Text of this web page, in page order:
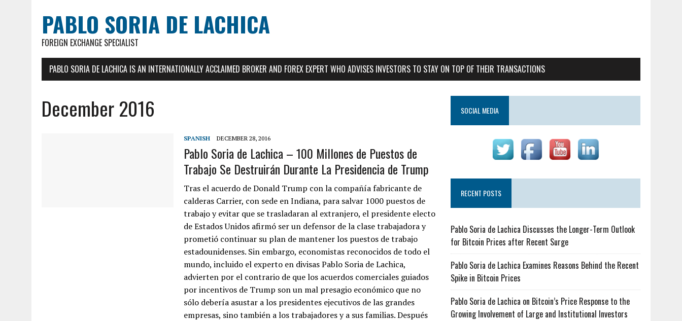
PABLO SORIA DE LACHICA
FOREIGN EXCHANGE SPECIALIST
PABLO SORIA DE LACHICA IS AN INTERNATIONALLY ACCLAIMED BROKER AND FOREX EXPERT WHO ADVISES INVESTORS TO STAY ON TOP OF THEIR TRANSACTIONS
December 2016
SPANISH DECEMBER 28, 2016
Pablo Soria de Lachica – 100 Millones de Puestos de
Trabajo Se Destruirán Durante La Presidencia de Trump
Tras el acuerdo de Donald Trump con la compañía fabricante de
calderas Carrier, con sede en Indiana, para salvar 1000 puestos de
trabajo y evitar que se trasladaran al extranjero, el presidente electo
de Estados Unidos afirmó ser un defensor de la clase trabajadora y
prometió continuar su plan de mantener los puestos de trabajo
estadounidenses. Sin embargo, economistas reconocidos de todo el
mundo, incluido el experto en divisas Pablo Soria de Lachica,
advierten por el contrario de que los acuerdos comerciales guiados
por incentivos de Trump son un mal presagio económico que no
sólo debería asustar a los presidentes ejecutivos de las grandes
empresas, sino también a los trabajadores y a sus familias. Después
SOCIAL MEDIA
RECENT POSTS
Pablo Soria de Lachica Discusses the Longer-Term Outlook
for Bitcoin Prices after Recent Surge
Pablo Soria de Lachica Examines Reasons Behind the Recent
Spike in Bitcoin Prices
Pablo Soria de Lachica on Bitcoin’s Price Response to the
Growing Involvement of Large and Institutional Investors